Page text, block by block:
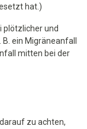
hat.)
plötzlicher und
ein Migräneanfall
mitten bei der
zu achten,